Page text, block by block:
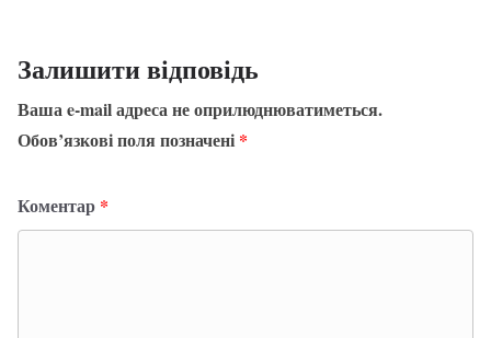
Залишити відповідь
Ваша e-mail адреса не оприлюднюватиметься.
Обов’язкові поля позначені *
Коментар *